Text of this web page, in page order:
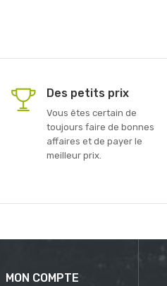
Des petits prix
Vous êtes certain de
toujours faire de bonnes
affaires et de payer le
meilleur prix.
MON COMPTE